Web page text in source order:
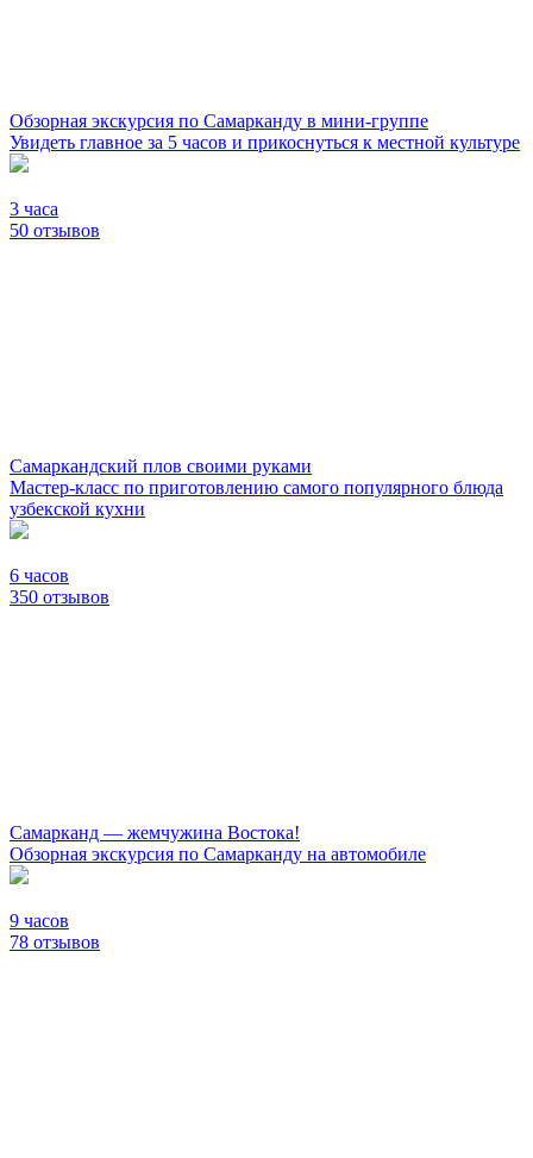
Обзорная экскурсия по Самарканду в мини-группе
Увидеть главное за 5 часов и прикоснуться к местной культуре
3 часа
50 отзывов
Самаркандский плов своими руками
Мастер-класс по приготовлению самого популярного блюда
узбекской кухни
6 часов
350 отзывов
Самарканд — жемчужина Востока!
Обзорная экскурсия по Самарканду на автомобиле
9 часов
78 отзывов